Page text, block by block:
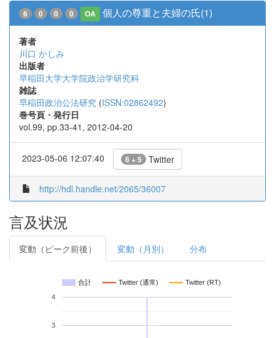
6 0 0 0 OA 個人の尊重と夫婦の氏(1)
著者
川口 かしみ
出版者
早稲田大学大学院政治学研究科
雑誌
早稲田政治公法研究 (ISSN:02862492)
巻号頁・発行日
vol.99, pp.33-41, 2012-04-20
2023-05-06 12:07:40 6 + 5 Twitter
http://hdl.handle.net/2065/36007
言及状況
変動（ピーク前後） 変動（月別） 分布
合計 Twitter (通常) Twitter (RT)
3
4